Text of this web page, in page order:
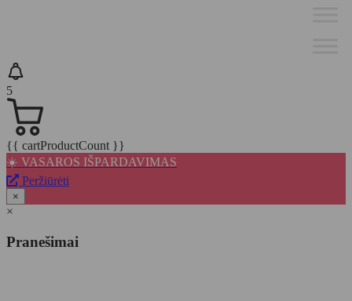
5
{{ cartProductCount }}
☀️ VASAROS IŠPARDAVIMAS
Peržiūrėti
×
×
Pranešimai